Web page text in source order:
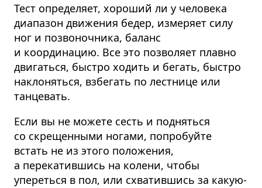
Тест определяет, хороший ли у человека
диапазон движения бедер, измеряет силу
ног и позвоночника, баланс
и координацию. Все это позволяет плавно
двигаться, быстро ходить и бегать, быстро
наклоняться, взбегать по лестнице или
танцевать.
Если вы не можете сесть и подняться
со скрещенными ногами, попробуйте
встать не из этого положения,
а перекатившись на колени, чтобы
упереться в пол, или схватившись за какую-